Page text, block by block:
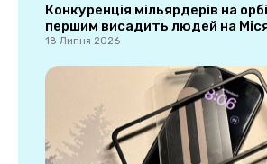
Конкуренція мільярдерів на
першим висадить людей на
18 Липня 2026